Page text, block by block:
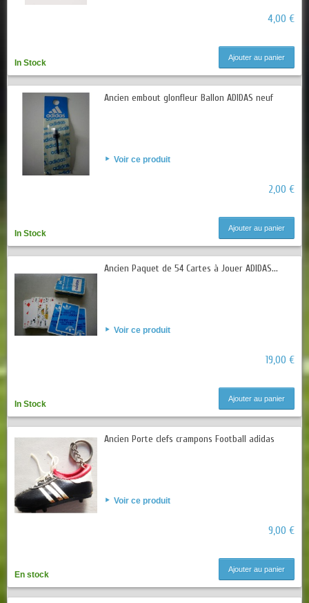
4,00 €
In Stock
Ajouter au panier
Ancien embout glonfleur Ballon ADIDAS neuf
Voir ce produit
2,00 €
In Stock
Ajouter au panier
Ancien Paquet de 54 Cartes à Jouer ADIDAS...
Voir ce produit
19,00 €
In Stock
Ajouter au panier
Ancien Porte clefs crampons Football adidas
Voir ce produit
9,00 €
En stock
Ajouter au panier